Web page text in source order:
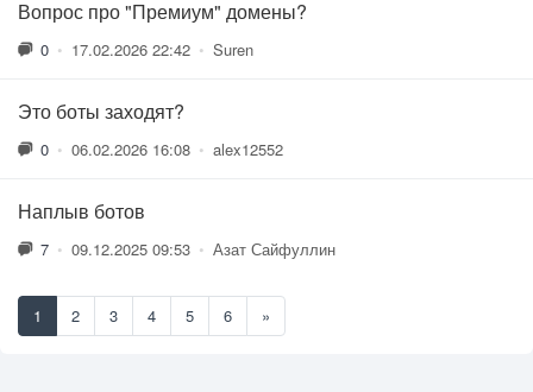
Вопрос про "Премиум" домены?
0 • 17.02.2026 22:42 • Suren
Это боты заходят?
0 • 06.02.2026 16:08 • alex12552
Наплыв ботов
7 • 09.12.2025 09:53 • Азат Сайфуллин
1 2 3 4 5 6 »